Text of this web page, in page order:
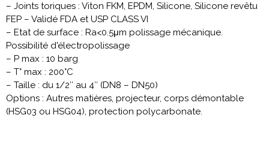
– Joints toriques : Viton FKM, EPDM, Silicone, Silicone revêtu
FEP – Validé FDA et USP CLASS VI
– Etat de surface : Ra<0.5μm polissage mécanique.
Possibilité d'électropolissage
– P max : 10 barg
– T° max : 200°C
– Taille : du 1/2″ au 4″ (DN8 – DN50)
Options : Autres matières, projecteur, corps démontable
(HSG03 ou HSG04), protection polycarbonate.